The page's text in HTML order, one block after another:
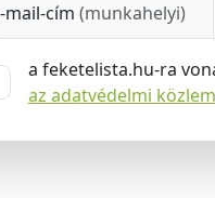
mail-cím (munkahelyi)
a feketelista.hu-ra
az adatvédelmi